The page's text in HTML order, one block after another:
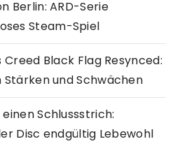
Berlin: ARD-Serie
Steam-Spiel
Creed Black Flag Resynced:
Stärken und Schwächen
Schlussstrich:
Disc endgültig Lebewohl